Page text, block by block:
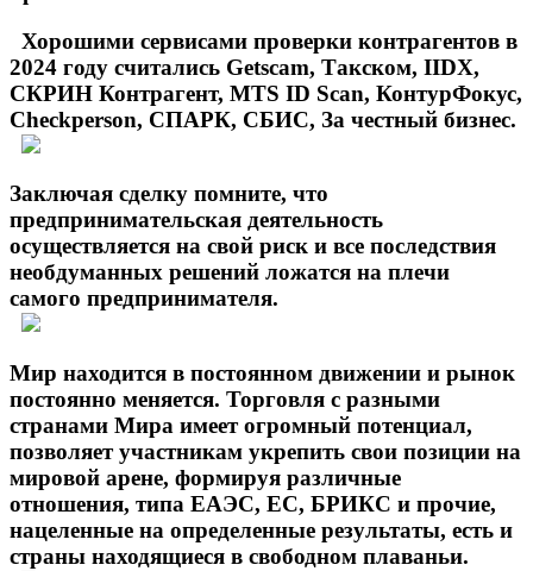
Хорошими сервисами проверки контрагентов в
2024 году считались Getscam, Такском, IIDX,
СКРИН Контрагент, MTS ID Scan, КонтурФокус,
Сheckperson, СПАРК, СБИС, За честный бизнес.
Заключая сделку помните, что
предпринимательская деятельность
осуществляется на свой риск и все последствия
необдуманных решений ложатся на плечи
самого предпринимателя.
Мир находится в постоянном движении и рынок
постоянно меняется. Торговля с разными
странами Мира имеет огромный потенциал,
позволяет участникам укрепить свои позиции на
мировой арене, формируя различные
отношения, типа ЕАЭС, ЕС, БРИКС и прочие,
нацеленные на определенные результаты, есть и
страны находящиеся в свободном плаваньи.